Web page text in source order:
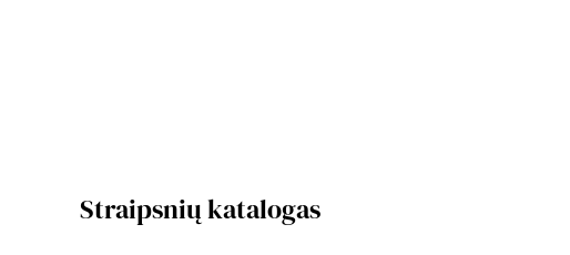
Straipsnių katalogas